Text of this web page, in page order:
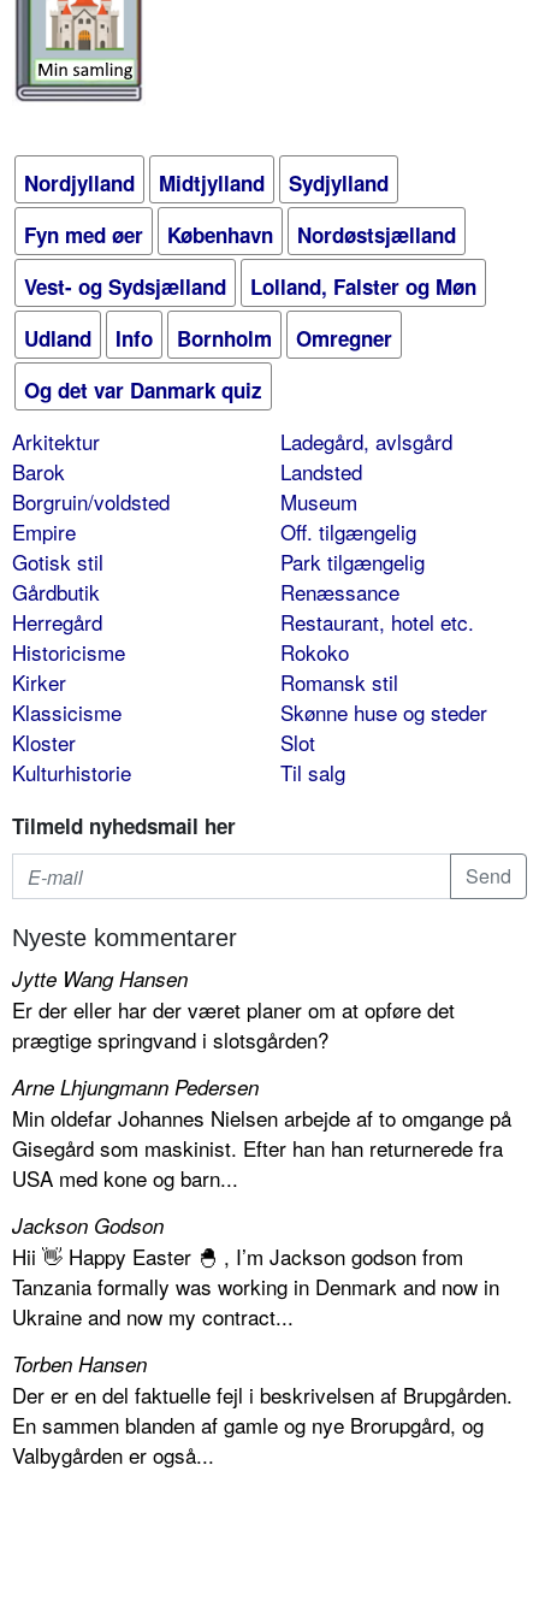
Nordjylland Midtjylland
Sydjylland
Fyn med øer
København
Nordøstsjælland
Vest- og Sydsjælland
Lolland, Falster og Møn
Udland
Info Bornholm
Omregner
Og det var Danmark quiz
Arkitektur
Barok
Borgruin/voldsted
Empire
Gotisk stil
Gårdbutik
Herregård
Historicisme
Kirker
Klassicisme
Kloster
Kulturhistorie
Ladegård, avlsgård
Landsted
Museum
Off. tilgængelig
Park tilgængelig
Renæssance
Restaurant, hotel etc.
Rokoko
Romansk stil
Skønne huse og steder
Slot
Til salg
Tilmeld nyhedsmail her
Nyeste kommentarer
Jytte Wang Hansen
Er der eller har der været planer om at opføre det
prægtige springvand i slotsgården?
Arne Lhjungmann Pedersen
Min oldefar Johannes Nielsen arbejde af to omgange på
Gisegård som maskinist. Efter han han returnerede fra
USA med kone og barn...
Jackson Godson
Hii 👋 Happy Easter 🐣 , I’m Jackson godson from
Tanzania formally was working in Denmark and now in
Ukraine and now my contract...
Torben Hansen
Der er en del faktuelle fejl i beskrivelsen af Brupgården.
En sammen blanden af gamle og nye Brorupgård, og
Valbygården er også...